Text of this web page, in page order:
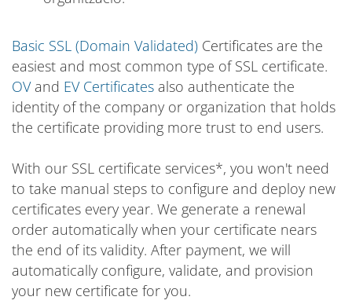
Basic SSL (Domain Validated) Certificates are the
easiest and most common type of SSL certificate.
OVand EV Certificates also authenticate the
identity of the company or organization that holds
the certificate providing more trust to end users.
With our SSL certificate services*, you won't need
to take manual steps to configure and deploy new
certificates every year. We generate a renewal
order automatically when your certificate nears
the end of its validity. After payment, we will
automatically configure, validate, and provision
your new certificate for you.